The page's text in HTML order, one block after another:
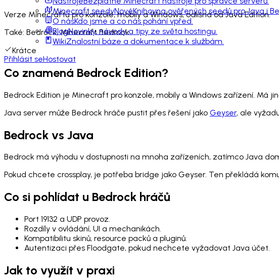
Minecraft seedyNovéKnihovna ověřených seedů pro Java i
O násKdo jsme a co nás pohání vpřed.
BlogNovinky, návody a tipy ze světa hostingu.
WikiZnalostní báze a dokumentace k službám.
Přihlásit seHostovat
Verze Minecraftu pro konzole, mobily a Windows, odlišná od Java Edition.
Také: Bedrock, Minecraft Bedrock
Krátce
Co znamená Bedrock Edition?
Bedrock Edition je Minecraft pro konzole, mobily a Windows zařízení. Má
Java server může Bedrock hráče pustit přes řešení jako Geyser, ale
Bedrock vs Java
Bedrock má výhodu v dostupnosti na mnoha zařízeních, zatímco Java
Pokud chcete crossplay, je potřeba bridge jako Geyser. Ten překládá
Co si pohlídat u Bedrock hráčů
Port 19132 a UDP provoz.
Rozdíly v ovládání, UI a mechanikách.
Kompatibilitu skinů, resource packů a pluginů.
Autentizaci přes Floodgate, pokud nechcete vyžadovat Java účet.
Jak to využít v praxi